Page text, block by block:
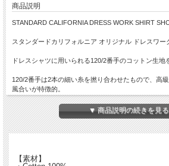
商品説明
STANDARD CALIFORNIA DRESS WORK SHIRT
スタンダードカリフォルニア オリジナル ドレスワー
ドレスシャツに用いられる120/2番手のコットン生地
120/2番手は2本の細い糸を撚り合わせたもので、高
風合いが特徴的。
上品な光沢感があり、肌触りが滑らかで着心地の良
そんな贅沢な生地をワークシャツに落とし込み、脱
ワークアイテムの名札をイメージしたスクリプトロ
▼ 商品説明の続きを見
【素材】